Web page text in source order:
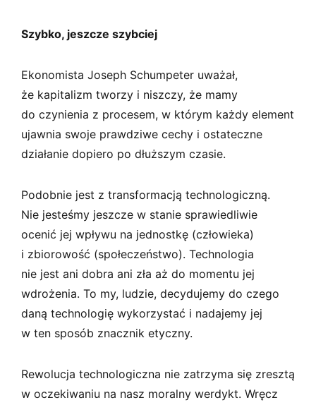
Szybko, jeszcze szybciej
Ekonomista Joseph Schumpeter uważał,
że kapitalizm tworzy i niszczy, że mamy
do czynienia z procesem, w którym każdy element
ujawnia swoje prawdziwe cechy i ostateczne
działanie dopiero po dłuższym czasie.
Podobnie jest z transformacją technologiczną.
Nie jesteśmy jeszcze w stanie sprawiedliwie
ocenić jej wpływu na jednostkę (człowieka)
i zbiorowość (społeczeństwo). Technologia
nie jest ani dobra ani zła aż do momentu jej
wdrożenia. To my, ludzie, decydujemy do czego
daną technologię wykorzystać i nadajemy jej
w ten sposób znacznik etyczny.
Rewolucja technologiczna nie zatrzyma się zresztą
w oczekiwaniu na nasz moralny werdykt. Wręcz